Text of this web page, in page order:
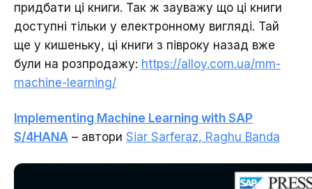
придбати ці книги. Так ж зауважу що ці книги
доступні тільки у електронному вигляді. Тай
ще у кишеньку, ці книги з півроку назад вже
були на розпродажу: https://alloy.com.ua/mm-
machine-learning/
Implementing Machine Learning with SAP
S/4HANA – автори Siar Sarferaz, Raghu Banda